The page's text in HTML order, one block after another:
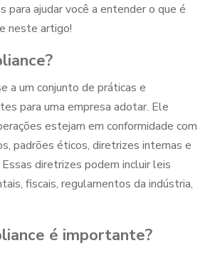
para ajudar você a entendero que é
neste artigo!
?
a um conjunto de práticas e
para uma empresa adotar. Ele
estejam em conformidade com
padrões éticos, diretrizes internas e
diretrizes podem incluir leis
fiscais, regulamentos da indústria,
é importante?